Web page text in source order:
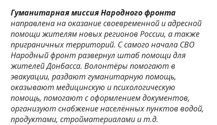
Гуманитарная миссия Народного фронта
направлена на оказание своевременной и адресной
помощи жителям новых регионов России, а также
приграничных территорий. С самого начала СВО
Народный фронт развернул штаб помощи для
жителей Донбасса. Волонтёры помогают в
эвакуации, раздают гуманитарную помощь,
оказывают медицинскую и психологическую
помощь, помогают с оформлением документов,
организуют снабжение населённых пунктов водой,
продуктами, стройматериалами и т.д.